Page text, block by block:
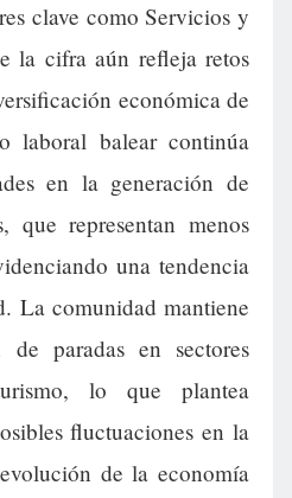
clave como Servicios y
la cifra aún refleja retos
económica de
laboral balear continúa
en la generación de
que representan menos
una tendencia
La comunidad mantiene
paradas en sectores
lo que plantea
fluctuaciones en la
de la economía